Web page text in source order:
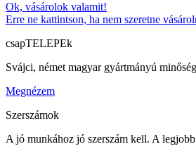
Ok, vásárolok valamit!
Erre ne kattintson, ha nem szeretne
csapTELEPEk
Svájci, német magyar gyártmányú
Megnézem
Szerszámok
A jó munkához jó szerszám kell. A legjobb